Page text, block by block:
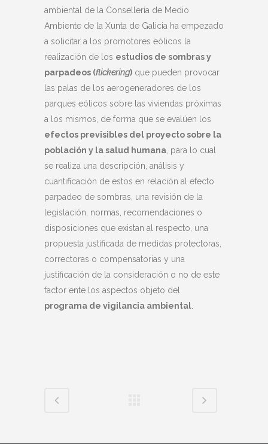
ambiental de la Consellería de Medio
Ambiente de la Xunta de Galicia ha empezado
a solicitar a los promotores eólicos la
realización de los estudios de sombras y
parpadeos (flickering) que pueden provocar
las palas de los aerogeneradores de los
parques eólicos sobre las viviendas próximas
a los mismos, de forma que se evalúen los
efectos previsibles del proyecto sobre la
población y la salud humana , para lo cual
se realiza una descripción, análisis y
cuantificación de estos en relación al efecto
parpadeo de sombras, una revisión de la
legislación, normas, recomendaciones o
disposiciones que existan al respecto, una
propuesta justificada de medidas protectoras,
correctoras o compensatorias y una
justificación de la consideración o no de este
factor ente los aspectos objeto del
programa de vigilancia ambiental